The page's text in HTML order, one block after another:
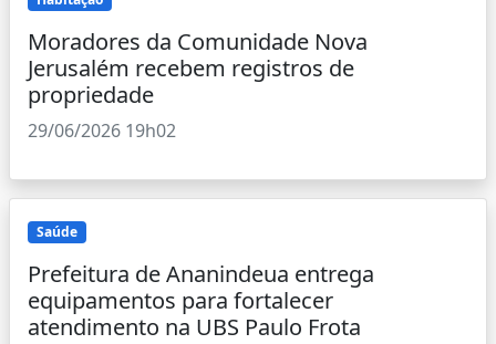
Moradores da Comunidade Nova
Jerusalém recebem registros de
propriedade
29/06/2026 19h02
Saúde
Prefeitura de Ananindeua entrega
equipamentos para fortalecer
atendimento na UBS Paulo Frota